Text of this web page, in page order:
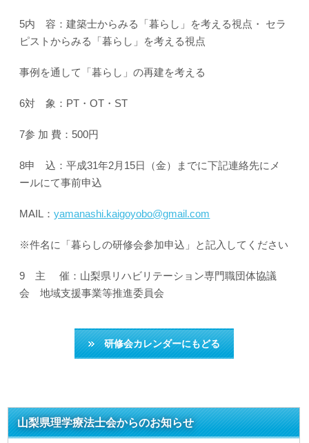
5内 容：建築士からみる「暮らし」を考える視点・ セラ
ピストからみる「暮らし」を考える視点
事例を通して「暮らし」の再建を考える
6対 象：PT・OT・ST
7参 加 費：500円
8申 込：平成31年2月15日（金）までに下記連絡先にメ
ールにて事前申込
MAIL：yamanashi.kaigoyobo@gmail.com
※件名に「暮らしの研修会参加申込」と記入してください
9 主 催：山梨県リハビリテーション専門職団体協議
会 地域支援事業等推進委員会
研修会カレンダーにもどる
山梨県理学療法士会からのお知らせ